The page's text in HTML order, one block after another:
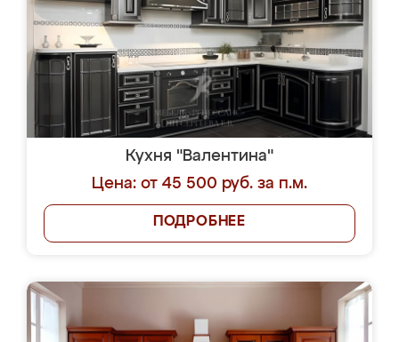
Кухня "Валентина"
Цена: от 45 500 руб. за п.м.
ПОДРОБНЕЕ